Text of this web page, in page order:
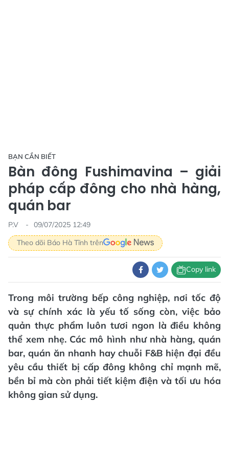
BẠN CẦN BIẾT
Bàn đông Fushimavina – giải
pháp cấp đông cho nhà hàng,
quán bar
P.V
09/07/2025 12:49
Theo dõi Báo Hà Tĩnh trên
Copy link
Trong môi trường bếp công nghiệp, nơi tốc độ
và sự chính xác là yếu tố sống còn, việc bảo
quản thực phẩm luôn tươi ngon là điều không
thể xem nhẹ. Các mô hình như nhà hàng, quán
bar, quán ăn nhanh hay chuỗi F&B hiện đại đều
yêu cầu thiết bị cấp đông không chỉ mạnh mẽ,
bền bỉ mà còn phải tiết kiệm điện và tối ưu hóa
không gian sử dụng.